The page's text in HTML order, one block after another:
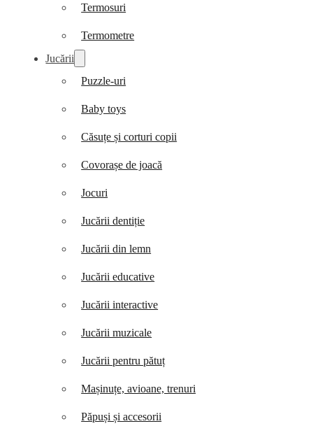
Termosuri
Termometre
Jucării
Puzzle-uri
Baby toys
Căsuțe și corturi copii
Covorașe de joacă
Jocuri
Jucării dentiție
Jucării din lemn
Jucării educative
Jucării interactive
Jucării muzicale
Jucării pentru pătuț
Mașinuțe, avioane, trenuri
Păpuși și accesorii